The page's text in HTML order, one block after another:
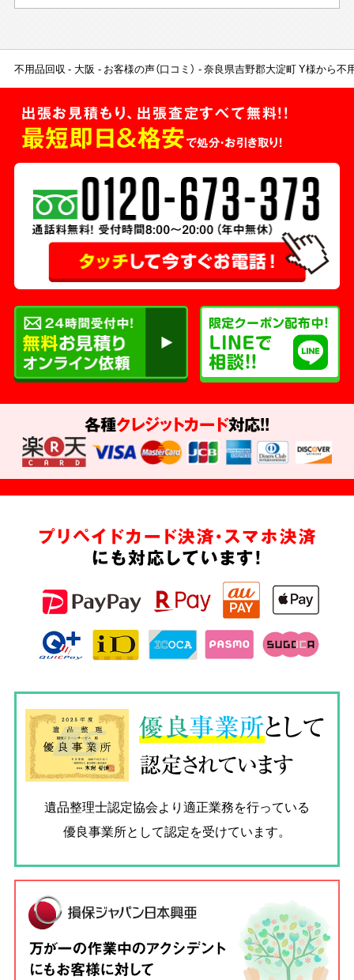
不用品回収 大阪 お客様の声（口コミ） 奈良県吉野郡大淀町 Y様から不
出張お見積もり、出張査定すべて無料!!
最短即日＆格安で処分・お引き取り！
各種クレジットカード対応!!
プリペイドカード決済・スマホ決済
にも対応しています!
優良事業所として
認定されています
遺品整理士認定協会より適正業務を行っている
優良事業所として認定を受けています。